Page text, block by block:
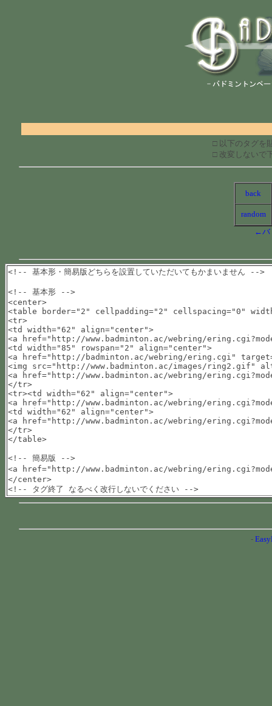
□ 以下のタグを
□ 改変しないで
back
random
←バ
<!-- 基本形・簡易版どちらを設置していただいてもかまいません -->
<!-- 基本形 -->
<center>
<table border="2" cellpadding="2" cellspacing="0"
<tr>
<td width="62" align="center">
<a href="http://www.badminton.ac/webring/
<td width="85" rowspan="2" align="center">
<a href="http://badminton.ac/webring/ering.cgi"
<img src="http://www.badminton.ac/images/ring2.gif"
<a href="http://www.badminton.ac/webring/
</tr>
<tr><td width="62" align="center">
<a href="http://www.badminton.ac/webring/
<td width="62" align="center">
<a href="http://www.badminton.ac/webring/
</tr>
</table>
<!-- 簡易版 -->
<a href="http://www.badminton.ac/webring/
</center>
-